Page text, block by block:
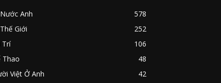
Anh
578
Giới
252
Trí
106
Thao
48
Việt Ở Anh
42